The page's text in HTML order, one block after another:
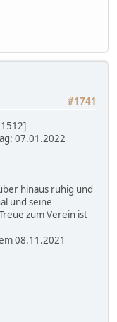
#1741
07.01.2022
hinaus ruhig und
und seine
zum Verein ist
08.11.2021